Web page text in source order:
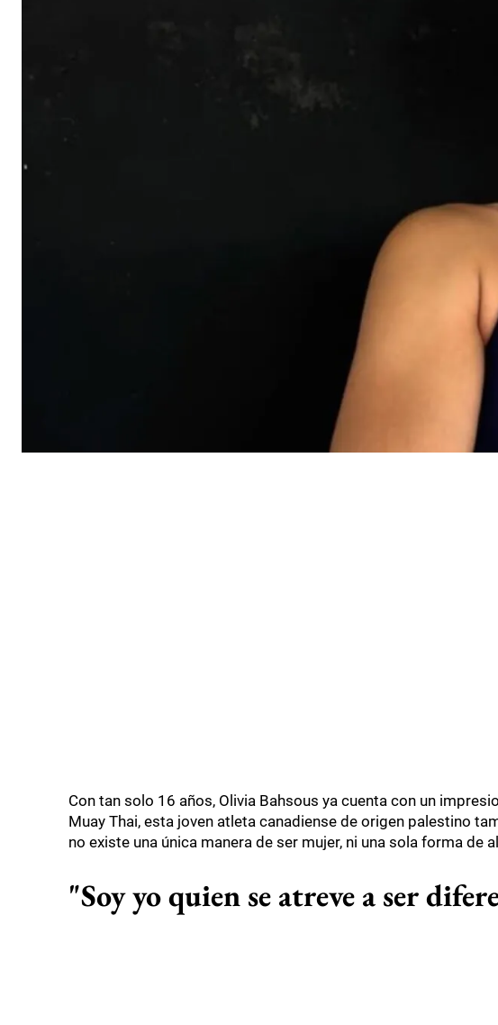
Con tan solo 16 años, Olivia Bahsous ya cuenta con un
Muay Thai, esta joven atleta canadiense de origen palestino
no existe una única manera de ser mujer, ni una sola forma de
"Soy yo quien se atreve a ser